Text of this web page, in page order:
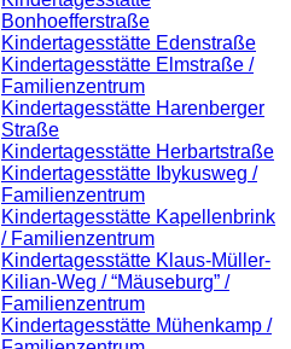
Bonhoefferstraße
Kindertagesstätte Edenstraße
Kindertagesstätte Elmstraße /
Familienzentrum
Kindertagesstätte Harenberger
Straße
Kindertagesstätte Herbartstraße
Kindertagesstätte Ibykusweg /
Familienzentrum
Kindertagesstätte Kapellenbrink
/ Familienzentrum
Kindertagesstätte Klaus-Müller-
Kilian-Weg / “Mäuseburg” /
Familienzentrum
Kindertagesstätte Mühenkamp /